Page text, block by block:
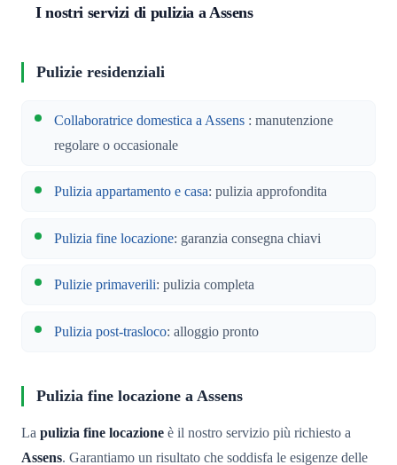
I nostri servizi di pulizia a Assens
Pulizie residenziali
Collaboratrice domestica a Assens : manutenzione
regolare o occasionale
Pulizia appartamento e casa: pulizia approfondita
Pulizia fine locazione: garanzia consegna chiavi
Pulizie primaverili: pulizia completa
Pulizia post-trasloco: alloggio pronto
Pulizia fine locazione a Assens
La pulizia fine locazione è il nostro servizio più richiesto a
Assens. Garantiamo un risultato che soddisfa le esigenze delle